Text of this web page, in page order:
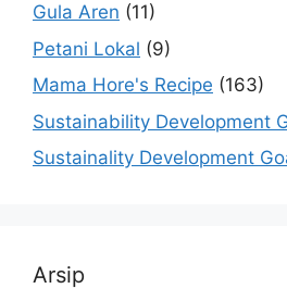
Gula Aren (11)
Petani Lokal (9)
Mama Hore's Recipe (163)
Sustainability Development
Sustainality Development
Arsip